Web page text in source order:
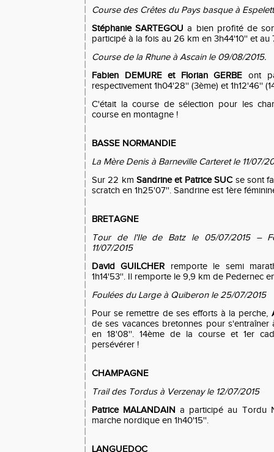
Course des Crêtes du Pays basque à
Stéphanie SARTEGOU a bien profité de
participé à la fois au 26 km en 3h44'10'' et au
Course de la Rhune à Ascain le 09/08/2015.
Fabien DEMURE et Florian GERBE ont
respectivement 1h04'28'' (3ème) et 1h12'46''
C'était la course de sélection pour les
course en montagne !
BASSE NORMANDIE
La Mère Denis à Barneville Carteret le 11/07/
Sur 22 km Sandrine et Patrice SUC se sont
scratch en 1h25'07''. Sandrine est 1ère
BRETAGNE
Tour de l'Ile de Batz le 05/07/2015 –
11/07/2015
David GUILCHER remporte le semi
1h14'53''. Il remporte le 9,9 km de Pedernec
Foulées du Large à Quiberon le 25/07/2015
Pour se remettre de ses efforts à la perche,
de ses vacances bretonnes pour
en 18'08''. 14ème de la course et 1er
persévérer !
CHAMPAGNE
Trail des Tordus à Verzenay le 12/07/2015
Patrice MALANDAIN a participé au Tordu
marche nordique en 1h40'15''.
LANGUEDOC